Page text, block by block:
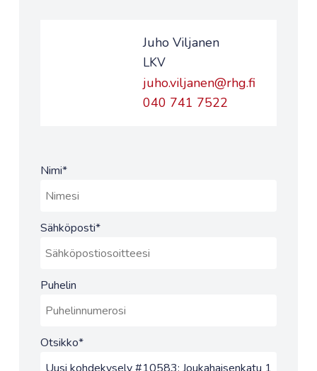
Juho Viljanen
LKV
juho.viljanen@rhg.fi
040 741 7522
Nimi*
Sähköposti*
Puhelin
Otsikko*